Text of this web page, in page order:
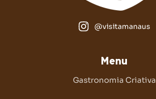
@visitamanaus
Menu
Gastronomia Criativa